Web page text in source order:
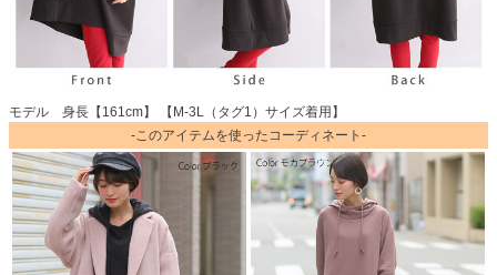
モデル 身長【161cm】 【M-3L（タグ1）サイズ着用】
-このアイテムを使ったコーディネート-